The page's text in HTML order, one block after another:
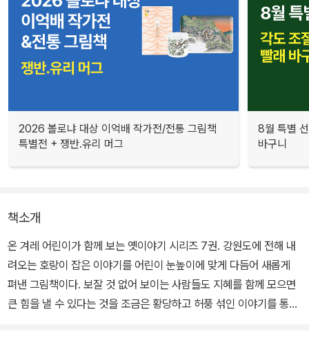
2026 볼로냐 대상 이억배 작가전/전통 그림책
특별전 + 쟁반.유리 머그
8월 특별
바구니
책소개
온 겨레 어린이가 함께 보는 옛이야기 시리즈 7권. 강원도에 전해 내
려오는 호랑이 잡은 이야기를 어린이 눈높이에 맞게 다듬어 새롭게
펴낸 그림책이다. 보잘 것 없어 보이는 사람들도 지혜를 함께 모으면
큰 힘을 낼 수 있다는 것을 조금은 황당하고 허풍 섞인 이야기를 통해